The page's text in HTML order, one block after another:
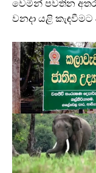
වෙමින් පවතින අතර
වනදා යළි